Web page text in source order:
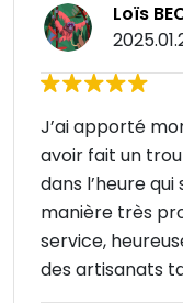
Loïs
J’ai apporté
avoir fait un
dans l’heure
manière très
service,
des artisanats